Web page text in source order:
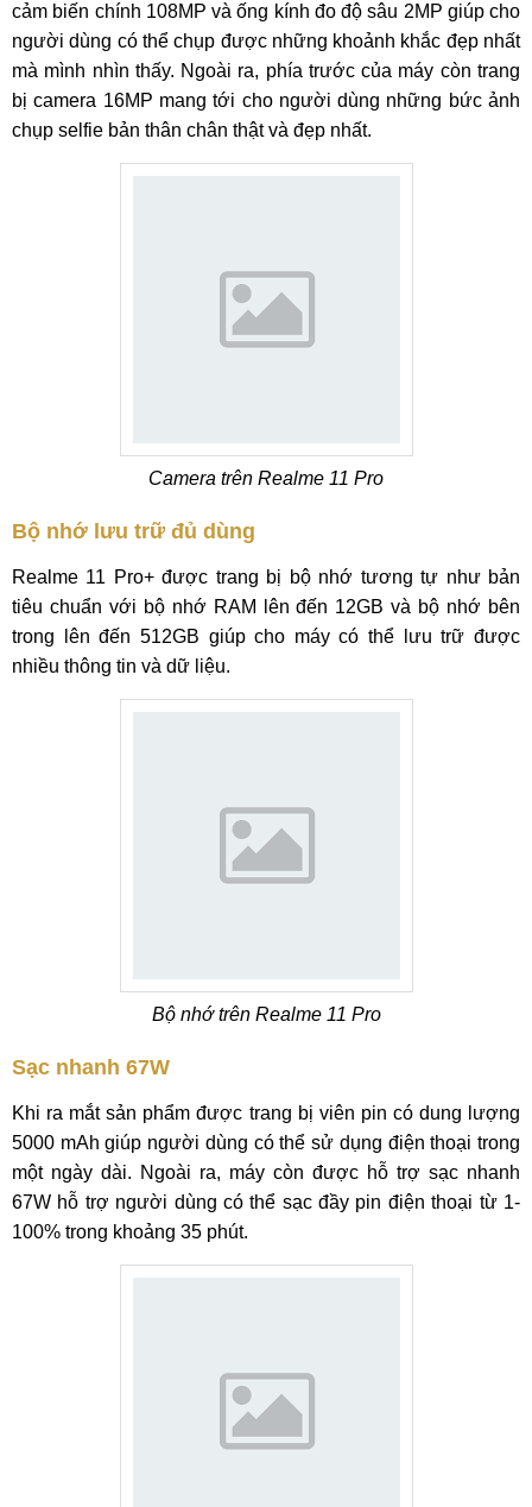
cảm biến chính 108MP và ống kính đo độ sâu 2MP giúp cho
người dùng có thể chụp được những khoảnh khắc đẹp nhất
mà mình nhìn thấy. Ngoài ra, phía trước của máy còn trang
bị camera 16MP mang tới cho người dùng những bức ảnh
chụp selfie bản thân chân thật và đẹp nhất.
Camera trên Realme 11 Pro
Bộ nhớ lưu trữ đủ dùng
Realme 11 Pro+ được trang bị bộ nhớ tương tự như bản
tiêu chuẩn với bộ nhớ RAM lên đến 12GB và bộ nhớ bên
trong lên đến 512GB giúp cho máy có thể lưu trữ được
nhiều thông tin và dữ liệu.
Bộ nhớ trên Realme 11 Pro
Sạc nhanh 67W
Khi ra mắt sản phẩm được trang bị viên pin có dung lượng
5000 mAh giúp người dùng có thể sử dụng điện thoại trong
một ngày dài. Ngoài ra, máy còn được hỗ trợ sạc nhanh
67W hỗ trợ người dùng có thể sạc đầy pin điện thoại từ 1-
100% trong khoảng 35 phút.